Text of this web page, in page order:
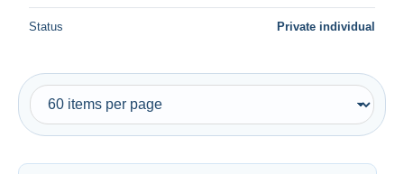
Status Private individual